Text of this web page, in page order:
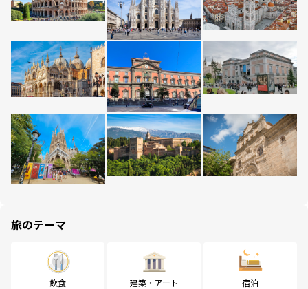
旅のテーマ
飲食 建築・アート 宿泊